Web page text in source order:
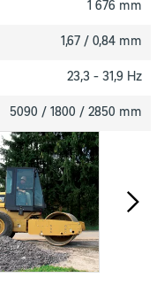
1 676 mm
1,67 / 0,84 mm
23,3 - 31,9 Hz
5090 / 1800 / 2850 mm